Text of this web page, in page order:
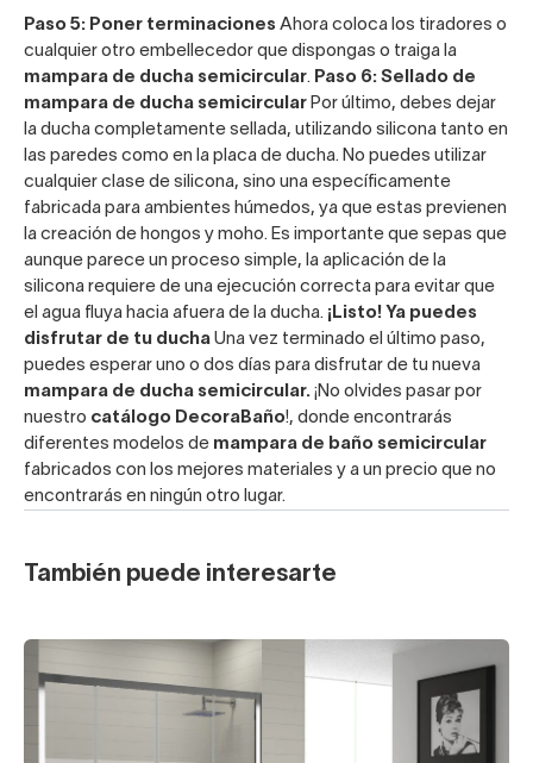
Paso 5: Poner terminaciones Ahora coloca los tiradores o
cualquier otro embellecedor que dispongas o traiga la
mampara de ducha semicircular. Paso 6: Sellado de
mampara de ducha semicircular Por último, debes dejar
la ducha completamente sellada, utilizando silicona tanto en
las paredes como en la placa de ducha. No puedes utilizar
cualquier clase de silicona, sino una específicamente
fabricada para ambientes húmedos, ya que estas previenen
la creación de hongos y moho. Es importante que sepas que
aunque parece un proceso simple, la aplicación de la
silicona requiere de una ejecución correcta para evitar que
el agua fluya hacia afuera de la ducha. ¡Listo! Ya puedes
disfrutar de tu ducha Una vez terminado el último paso,
puedes esperar uno o dos días para disfrutar de tu nueva
mampara de ducha semicircular. ¡No olvides pasar por
nuestro catálogo DecoraBaño!, donde encontrarás
diferentes modelos de mampara de baño semicircular
fabricados con los mejores materiales y a un precio que no
encontrarás en ningún otro lugar.
También puede interesarte